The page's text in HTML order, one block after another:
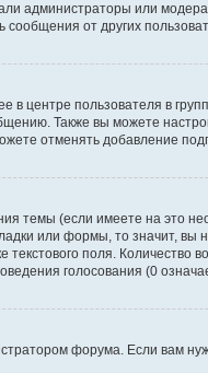
администраторы или
сообщения от других
в центре пользователя в
Также вы можете
отменять добавление
темы (если имеете на это
или формы, то значит,
поля.
голосования (0
форума. Если вам